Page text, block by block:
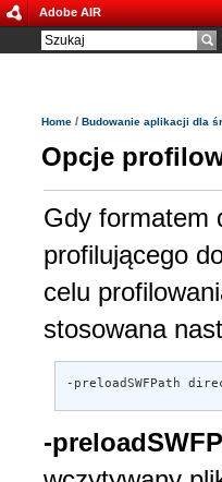
Adobe AIR
Home / Budowanie aplikacji dla
Opcje
Gdy formatem
profilującego
celu
stosowana
-preloadSWFPath
-